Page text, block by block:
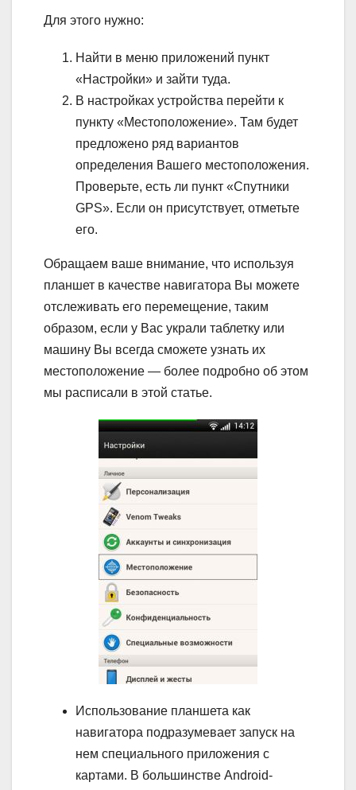
Для этого нужно:
Найти в меню приложений пункт
«Настройки» и зайти туда.
В настройках устройства перейти к
пункту «Местоположение». Там будет
предложено ряд вариантов
определения Вашего местоположения.
Проверьте, есть ли пункт «Спутники
GPS». Если он присутствует, отметьте
его.
Обращаем ваше внимание, что используя
планшет в качестве навигатора Вы можете
отслеживать его перемещение, таким
образом, если у Вас украли таблетку или
машину Вы всегда сможете узнать их
местоположение — более подробно об этом
мы расписали в этой статье.
Использование планшета как
навигатора подразумевает запуск на
нем специального приложения с
картами. В большинстве Android-